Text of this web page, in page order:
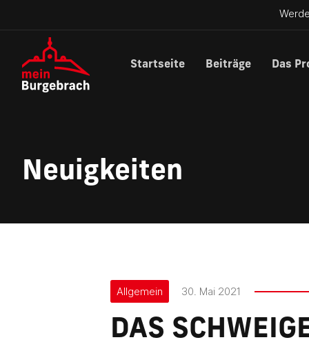
Startseite Beiträge Das
Neuigkeiten
Allgemein 30. Mai 2021
DAS